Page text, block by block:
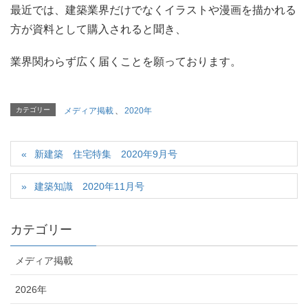
最近では、建築業界だけでなくイラストや漫画を描かれる
方が資料として購入されると聞き、
業界関わらず広く届くことを願っております。
カテゴリー メディア掲載 、 2020年
新建築 住宅特集 2020年9月号
建築知識 2020年11月号
カテゴリー
メディア掲載
2026年